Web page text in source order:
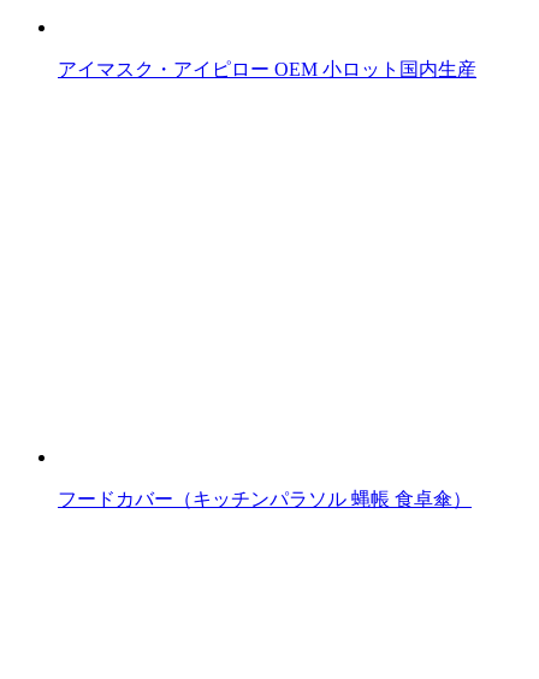
アイマスク・アイピロー OEM 小ロット国内生産
フードカバー（キッチンパラソル 蝿帳 食卓傘）